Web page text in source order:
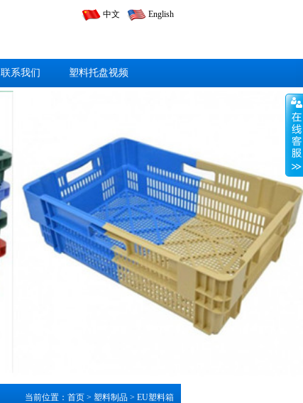
中文 English
联系我们 塑料托盘视频
当前位置： 首页 > 塑料制品 > EU塑料箱